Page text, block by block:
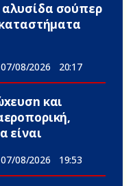
σούπερ
07/08/2026 20:17
και
είναι
07/08/2026 19:53